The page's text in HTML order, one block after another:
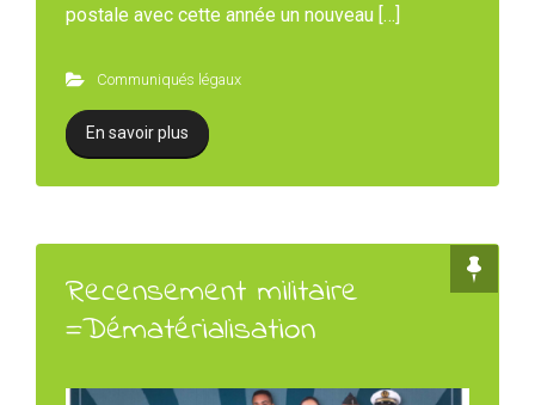
postale avec cette année un nouveau […]
Communiqués légaux
En savoir plus
Recensement militaire
=Dématérialisation